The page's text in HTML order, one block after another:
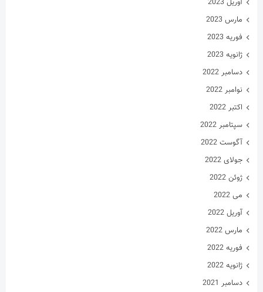
مارس 2023
فوریه 2023
ژانویه 2023
دسامبر 2022
نوامبر 2022
اکتبر 2022
سپتامبر 2022
آگوست 2022
جولای 2022
ژوئن 2022
می 2022
آوریل 2022
مارس 2022
فوریه 2022
ژانویه 2022
دسامبر 2021